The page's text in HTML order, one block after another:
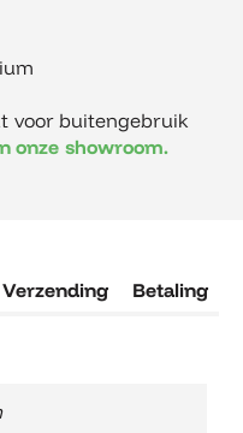
voor buitengebruik
onze showroom.
Verzending Betaling